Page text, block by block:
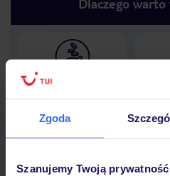
Zgoda
Szanujemy Twoją prywatność
Lider niskich cen